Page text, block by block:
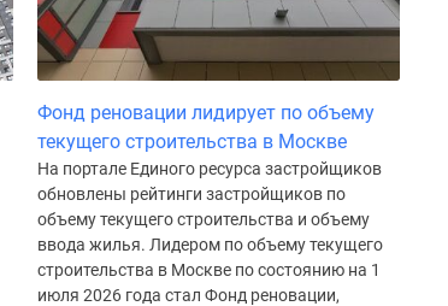
Фонд реновации лидирует по объему
текущего строительства в Москве
На портале Единого ресурса застройщиков
обновлены рейтинги застройщиков по
объему текущего строительства и объему
ввода жилья. Лидером по объему текущего
строительства в Москве по состоянию на 1
июля 2026 года стал Фонд реновации,